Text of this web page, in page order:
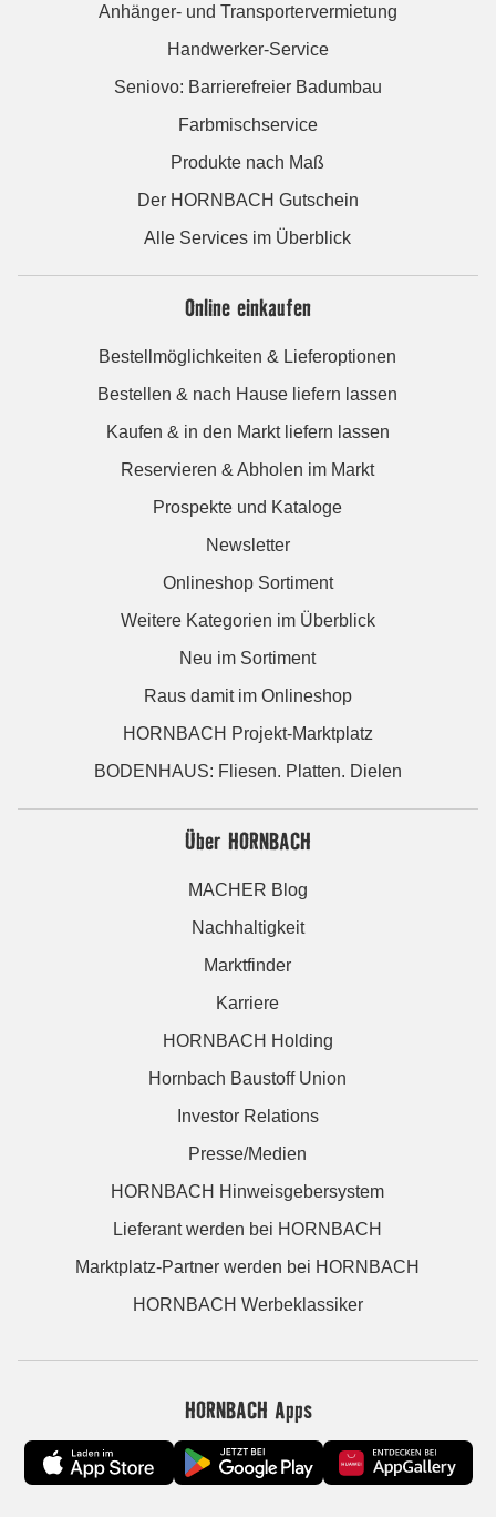
Anhänger- und Transportervermietung
Handwerker-Service
Seniovo: Barrierefreier Badumbau
Farbmischservice
Produkte nach Maß
Der HORNBACH Gutschein
Alle Services im Überblick
Online einkaufen
Bestellmöglichkeiten & Lieferoptionen
Bestellen & nach Hause liefern lassen
Kaufen & in den Markt liefern lassen
Reservieren & Abholen im Markt
Prospekte und Kataloge
Newsletter
Onlineshop Sortiment
Weitere Kategorien im Überblick
Neu im Sortiment
Raus damit im Onlineshop
HORNBACH Projekt-Marktplatz
BODENHAUS: Fliesen. Platten. Dielen
Über HORNBACH
MACHER Blog
Nachhaltigkeit
Marktfinder
Karriere
HORNBACH Holding
Hornbach Baustoff Union
Investor Relations
Presse/Medien
HORNBACH Hinweisgebersystem
Lieferant werden bei HORNBACH
Marktplatz-Partner werden bei HORNBACH
HORNBACH Werbeklassiker
HORNBACH Apps